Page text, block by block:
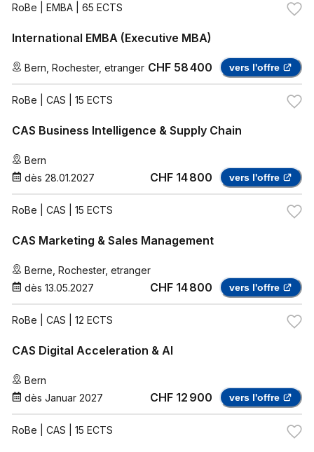
RoBe | EMBA | 65 ECTS
International EMBA (Executive MBA)
Bern Rochester, etranger CHF 58 400 vers l'offre
RoBe | CAS | 15 ECTS
CAS Business Intelligence & Supply Chain
Bern
dès 28.01.2027 CHF 14 800 vers l'offre
RoBe | CAS | 15 ECTS
CAS Marketing & Sales Management
Berne Rochester, etranger
dès 13.05.2027 CHF 14 800 vers l'offre
RoBe | CAS | 12 ECTS
CAS Digital Acceleration & AI
Bern
dès Januar 2027 CHF 12 900 vers l'offre
RoBe | CAS | 15 ECTS